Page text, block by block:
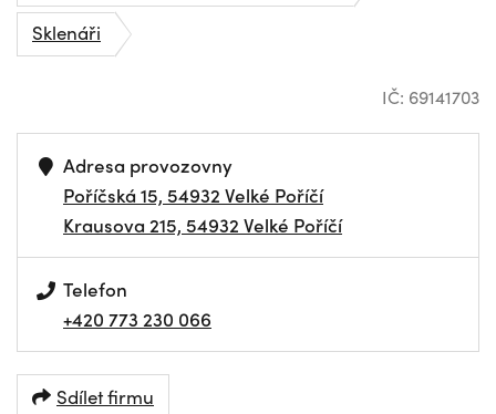
Sklenáři
IČ: 69141703
Adresa provozovny
Poříčská 15, 54932 Velké Poříčí
Krausova 215, 54932 Velké Poříčí
Telefon
+420 773 230 066
Sdílet firmu